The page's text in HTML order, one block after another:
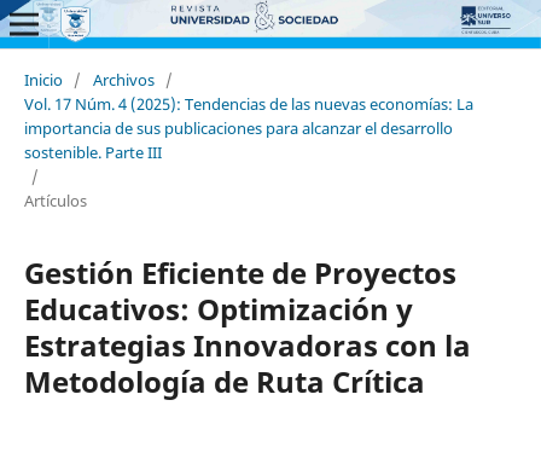
Inicio / Archivos /
Vol. 17 Núm. 4 (2025): Tendencias de las nuevas economías: La
importancia de sus publicaciones para alcanzar el desarrollo
sostenible. Parte III
/
Artículos
Gestión Eficiente de Proyectos
Educativos: Optimización y
Estrategias Innovadoras con la
Metodología de Ruta Crítica